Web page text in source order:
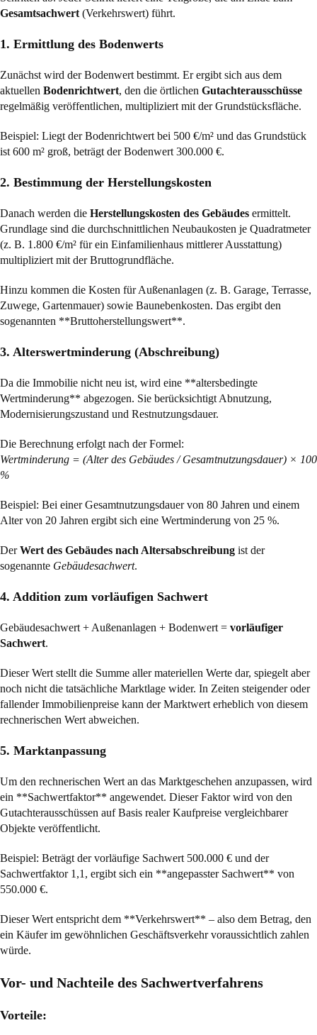
Gesamtsachwert (Verkehrswert) führt.
1. Ermittlung des Bodenwerts
Zunächst wird der Bodenwert bestimmt. Er ergibt sich aus dem
aktuellen Bodenrichtwert, den die örtlichen Gutachterausschüsse
regelmäßig veröffentlichen, multipliziert mit der Grundstücksfläche.
Beispiel: Liegt der Bodenrichtwert bei 500 €/m² und das Grundstück
ist 600 m² groß, beträgt der Bodenwert 300.000 €.
2. Bestimmung der Herstellungskosten
Danach werden die Herstellungskosten des Gebäudes ermittelt.
Grundlage sind die durchschnittlichen Neubaukosten je Quadratmeter
(z. B. 1.800 €/m² für ein Einfamilienhaus mittlerer Ausstattung)
multipliziert mit der Bruttogrundfläche.
Hinzu kommen die Kosten für Außenanlagen (z. B. Garage, Terrasse,
Zuwege, Gartenmauer) sowie Baunebenkosten. Das ergibt den
sogenannten **Bruttoherstellungswert**.
3. Alterswertminderung (Abschreibung)
Da die Immobilie nicht neu ist, wird eine **altersbedingte
Wertminderung** abgezogen. Sie berücksichtigt Abnutzung,
Modernisierungszustand und Restnutzungsdauer.
Die Berechnung erfolgt nach der Formel:
Wertminderung = (Alter des Gebäudes / Gesamtnutzungsdauer) × 100
%
Beispiel: Bei einer Gesamtnutzungsdauer von 80 Jahren und einem
Alter von 20 Jahren ergibt sich eine Wertminderung von 25 %.
DerWert des Gebäudes nach Altersabschreibung ist der
sogenannte Gebäudesachwert.
4. Addition zum vorläufigen Sachwert
Gebäudesachwert + Außenanlagen + Bodenwert = vorläufiger
Sachwert.
Dieser Wert stellt die Summe aller materiellen Werte dar, spiegelt aber
noch nicht die tatsächliche Marktlage wider. In Zeiten steigender oder
fallender Immobilienpreise kann der Marktwert erheblich von diesem
rechnerischen Wert abweichen.
5. Marktanpassung
Um den rechnerischen Wert an das Marktgeschehen anzupassen, wird
ein **Sachwertfaktor** angewendet. Dieser Faktor wird von den
Gutachterausschüssen auf Basis realer Kaufpreise vergleichbarer
Objekte veröffentlicht.
Beispiel: Beträgt der vorläufige Sachwert 500.000 € und der
Sachwertfaktor 1,1, ergibt sich ein **angepasster Sachwert** von
550.000 €.
Dieser Wert entspricht dem **Verkehrswert** – also dem Betrag, den
ein Käufer im gewöhnlichen Geschäftsverkehr voraussichtlich zahlen
würde.
Vor- und Nachteile des Sachwertverfahrens
Vorteile: